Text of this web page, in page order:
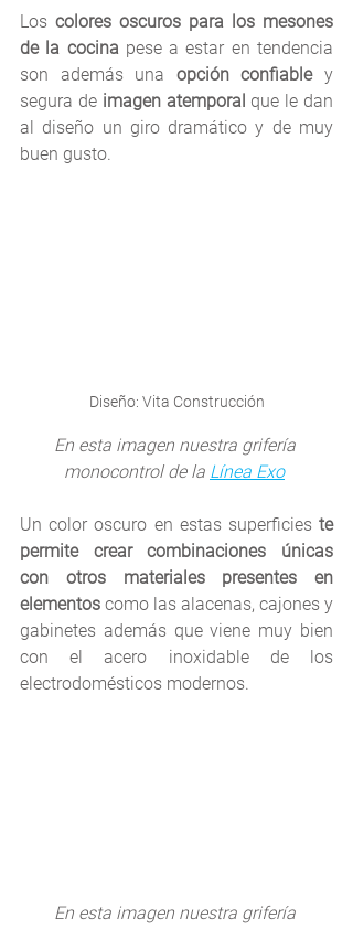
Los colores oscuros para los mesones
de la cocina pese a estar en tendencia
son además una opción confiable y
segura de imagen atemporal que le dan
al diseño un giro dramático y de muy
buen gusto.
Diseño: Vita Construcción
En esta imagen nuestra grifería
monocontrol de la Línea Exo
Un color oscuro en estas superficies te
permite crear combinaciones únicas
con otros materiales presentes en
elementos como las alacenas, cajones y
gabinetes además que viene muy bien
con el acero inoxidable de los
electrodomésticos modernos.
En esta imagen nuestra grifería